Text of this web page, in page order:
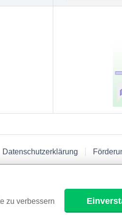
Datenschutzerklärung
zu verbessern